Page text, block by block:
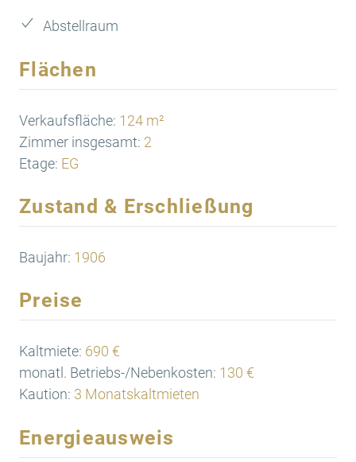
Abstellraum
Flächen
Verkaufsfläche: 124 m²
Zimmer insgesamt: 2
Etage: EG
Zustand & Erschließung
Baujahr: 1906
Preise
Kaltmiete: 690 €
monatl. Betriebs-/Nebenkosten: 130 €
Kaution: 3 Monatskaltmieten
Energieausweis